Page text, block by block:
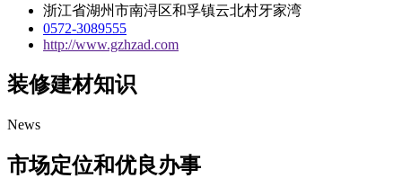
浙江省湖州市南浔区和孚镇云北村牙家湾
0572-3089555
http://www.gzhzad.com
装修建材知识
News
市场定位和优良办事